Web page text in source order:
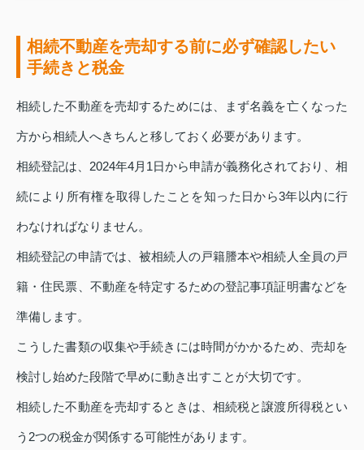
相続不動産を売却する前に必ず確認したい
手続きと税金
相続した不動産を売却するためには、まず名義を亡くなった
方から相続人へきちんと移しておく必要があります。
相続登記は、2024年4月1日から申請が義務化されており、相
続により所有権を取得したことを知った日から3年以内に行
わなければなりません。
相続登記の申請では、被相続人の戸籍謄本や相続人全員の戸
籍・住民票、不動産を特定するための登記事項証明書などを
準備します。
こうした書類の収集や手続きには時間がかかるため、売却を
検討し始めた段階で早めに動き出すことが大切です。
相続した不動産を売却するときは、相続税と譲渡所得税とい
う2つの税金が関係する可能性があります。